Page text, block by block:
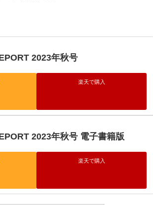
2023年秋号
楽天で購入
2023年秋号 電子書籍版
楽天で購入